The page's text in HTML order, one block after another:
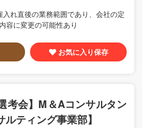
入れ直後の業務範囲であり、会社の定
容に変更の可能性あり
お気に入り保存
考会】M＆Aコンサルタン
ルティング事業部】